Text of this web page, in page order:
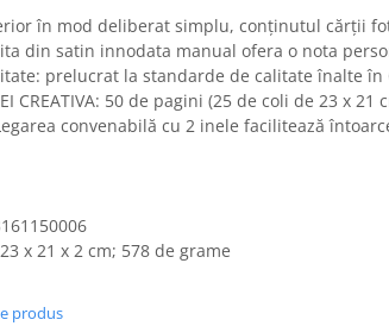
în mod deliberat simplu, conținutul cărții
din satin innodata manual ofera o nota
prelucrat la standarde de calitate înalte
IDEI CREATIVA: 50 de pagini (25 de coli de
Legarea convenabilă cu 2 inele facilitează
x 21 x 2 cm; 578 de grame
produs